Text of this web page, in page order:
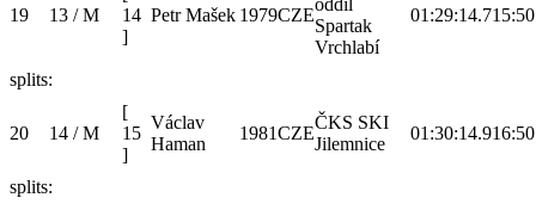
19 13 / M
14
]
Petr Mašek 1979CZE
oddíl
Spartak
Vrchlabí
01:29:14.7
splits:
20 14 / M
[
15
]
Václav
Haman
1981CZE
ČKS SKI
Jilemnice
01:30:14.9
splits: